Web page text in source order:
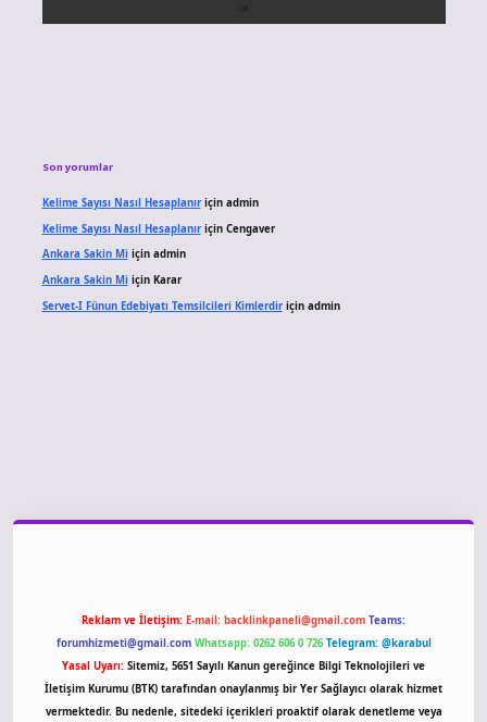
Son yorumlar
Kelime Sayısı Nasıl Hesaplanıriçin admin
Kelime Sayısı Nasıl Hesaplanıriçin Cengaver
Ankara Sakin Miiçin admin
Ankara Sakin Miiçin Karar
Servet-I Fünun Edebiyatı Temsilcileri Kimlerdiriçin admin
Reklam ve İletişim: E-mail: backlinkpaneli@gmail.com Teams:
forumhizmeti@gmail.com Whatsapp: 0262 606 0 726 Telegram: @karabul
Yasal Uyarı: Sitemiz, 5651 Sayılı Kanun gereğince Bilgi Teknolojileri ve
İletişim Kurumu (BTK) tarafından onaylanmış bir Yer Sağlayıcı olarak hizmet
vermektedir. Bu nedenle, sitedeki içerikleri proaktif olarak denetleme veya